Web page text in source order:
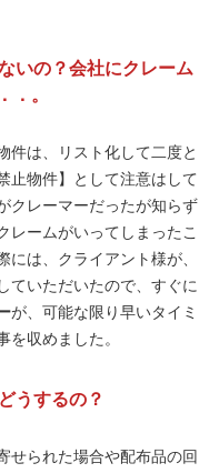
いの？会社にクレーム
．。
件は、リスト化して二度と
止物件】として注意はして
クレーマーだったが知らず
レームがいってしまったこ
は、クライアント様が、
ていただいたので、すぐに
が、可能な限り早いタイミ
を収めました。
うするの？
せられた場合や配布品の回